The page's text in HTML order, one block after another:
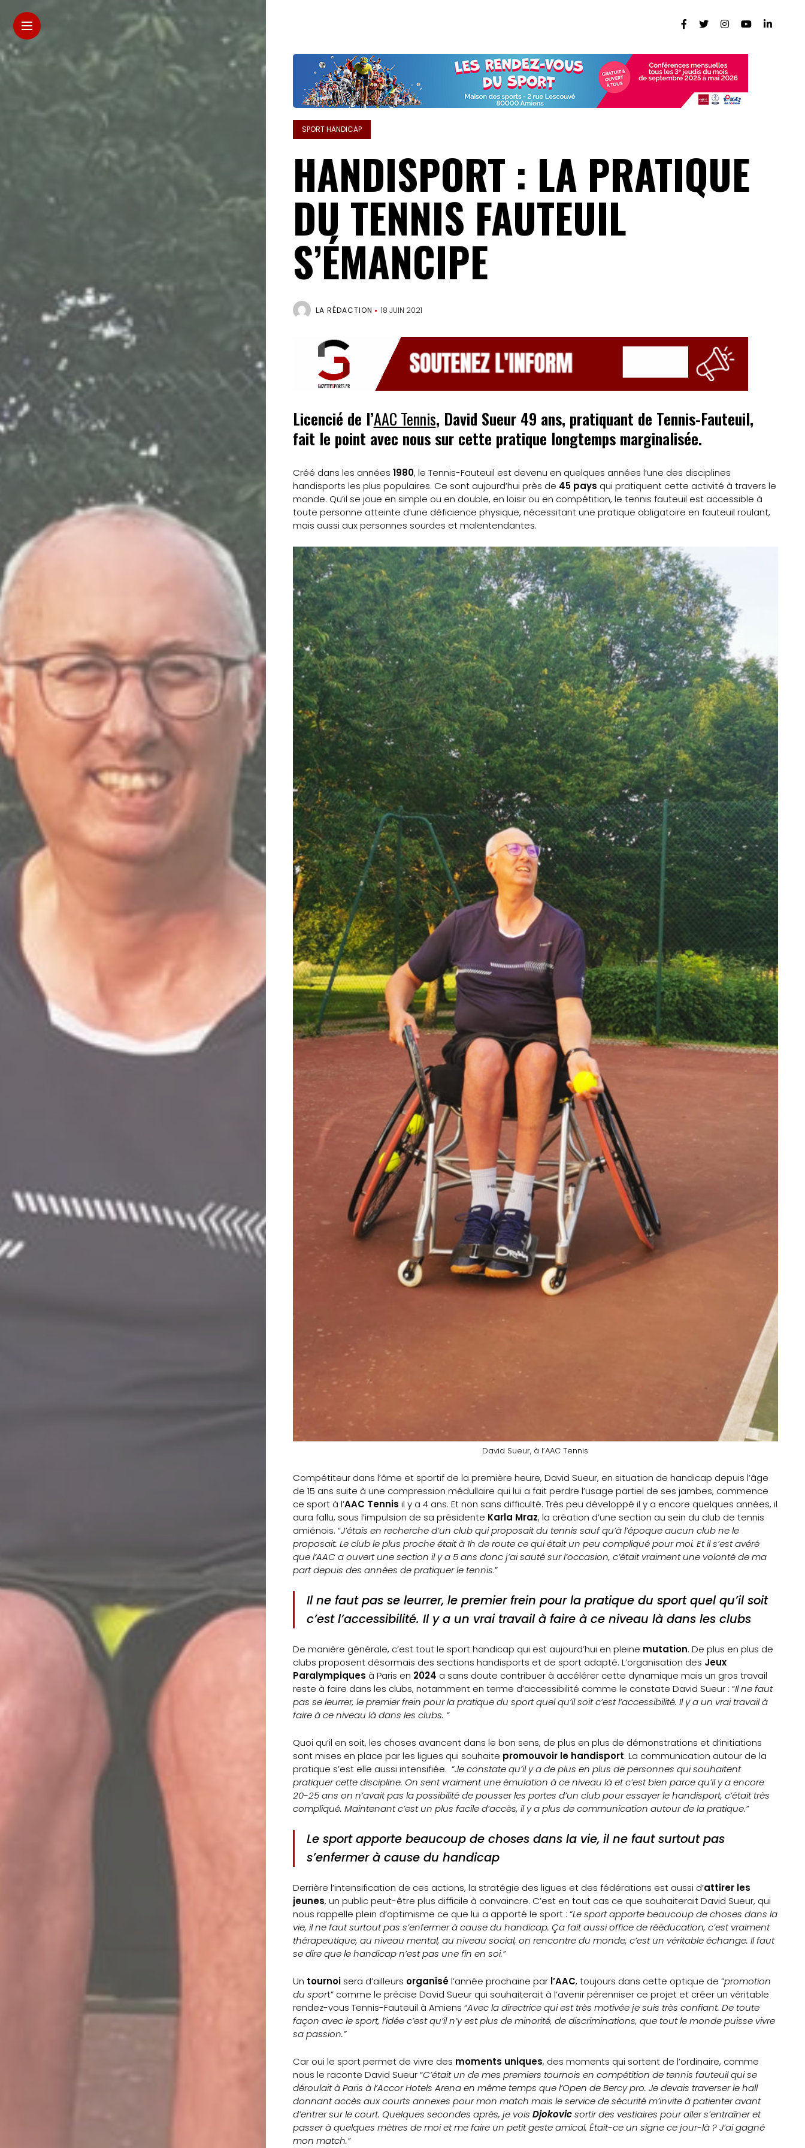
Accueil
Gazette
Actus
Gazette
Sports
Éducation
aux
médias
S’inscrire
la
newsletter
Nos
Partenaires
Mentions
légales
Contact
Search
SPORT HANDICAP
HANDISPORT : LA PRATIQUE
DU TENNIS FAUTEUIL
S’ÉMANCIPE
LA RÉDACTION 18 JUIN 2021
Licencié de l’AAC Tennis, David Sueur 49 ans, pratiquant de Tennis-Fauteuil,
fait le point avec nous sur cette pratique longtemps marginalisée.
Créé dans les années 1980, le Tennis-Fauteuil est devenu en quelques années l’une des disciplines
handisports les plus populaires. Ce sont aujourd’hui près de 45 pays qui pratiquent cette activité à travers le
monde. Qu’il se joue en simple ou en double, en loisir ou en compétition, le tennis fauteuil est accessible à
toute personne atteinte d’une déficience physique, nécessitant une pratique obligatoire en fauteuil roulant,
mais aussi aux personnes sourdes et malentendantes.
David Sueur, à l’AAC Tennis
Compétiteur dans l’âme et sportif de la première heure, David Sueur, en situation de handicap depuis l’âge
de 15 ans suite à une compression médullaire qui lui a fait perdre l’usage partiel de ses jambes, commence
ce sport à l’AAC Tennis il y a 4 ans. Et non sans difficulté. Très peu développé il y a encore quelques années, il
aura fallu, sous l’impulsion de sa présidente Karla Mraz, la création d’une section au sein du club de tennis
amiénois. “J’étais en recherche d’un club qui proposait du tennis sauf qu’à l’époque aucun club ne le
proposait. Le club le plus proche était à 1h de route ce qui était un peu compliqué pour moi. Et il s’est avéré
que l’AAC a ouvert une section il y a 5 ans donc j’ai sauté sur l’occasion, c’était vraiment une volonté de ma
part depuis des années de pratiquer le tennis.”
Il ne faut pas se leurrer, le premier frein pour la pratique du sport quel qu’il soit
c’est l’accessibilité. Il y a un vrai travail à faire à ce niveau là dans les clubs
De manière générale, c’est tout le sport handicap qui est aujourd’hui en pleine mutation. De plus en plus de
clubs proposent désormais des sections handisports et de sport adapté. L’organisation des Jeux
Paralympiques à Paris en 2024 a sans doute contribuer à accélérer cette dynamique mais un gros travail
reste à faire dans les clubs, notamment en terme d’accessibilité comme le constate David Sueur : “Il ne faut
pas se leurrer, le premier frein pour la pratique du sport quel qu’il soit c’est l’accessibilité. Il y a un vrai travail à
faire à ce niveau là dans les clubs. “
Quoi qu’il en soit, les choses avancent dans le bon sens, de plus en plus de démonstrations et d’initiations
sont mises en place par les ligues qui souhaite promouvoir le handisport. La communication autour de la
pratique s’est elle aussi intensifiée. “Je constate qu’il y a de plus en plus de personnes qui souhaitent
pratiquer cette discipline. On sent vraiment une émulation à ce niveau là et c’est bien parce qu’il y a encore
20-25 ans on n’avait pas la possibilité de pousser les portes d’un club pour essayer le handisport, c’était très
compliqué. Maintenant c’est un plus facile d’accès, il y a plus de communication autour de la pratique.”
Le sport apporte beaucoup de choses dans la vie, il ne faut surtout pas
s’enfermer à cause du handicap
Derrière l’intensification de ces actions, la stratégie des ligues et des fédérations est aussi d’attirer les
jeunes, un public peut-être plus difficile à convaincre. C’est en tout cas ce que souhaiterait David Sueur, qui
nous rappelle plein d’optimisme ce que lui a apporté le sport : “Le sport apporte beaucoup de choses dans la
vie, il ne faut surtout pas s’enfermer à cause du handicap. Ça fait aussi office de rééducation, c’est vraiment
thérapeutique, au niveau mental, au niveau social, on rencontre du monde, c’est un véritable échange. Il faut
se dire que le handicap n’est pas une fin en soi.”
Un tournoisera d’ailleurs organisél’année prochaine par l’AAC, toujours dans cette optique de “promotion
du sport” comme le précise David Sueur qui souhaiterait à l’avenir pérenniser ce projet et créer un véritable
rendez-vous Tennis-Fauteuil à Amiens “Avec la directrice qui est très motivée je suis très confiant. De toute
façon avec le sport, l’idée c’est qu’il n’y est plus de minorité, de discriminations, que tout le monde puisse vivre
sa passion.”
Car oui le sport permet de vivre des moments uniques, des moments qui sortent de l’ordinaire, comme
nous le raconte David Sueur “C’était un de mes premiers tournois en compétition de tennis fauteuil qui se
déroulait à Paris à l’Accor Hotels Arena en même temps que l’Open de Bercy pro. Je devais traverser le hall
donnant accès aux courts annexes pour mon match mais le service de sécurité m’invite à patienter avant
d’entrer sur le court. Quelques secondes après, je vois Djokovicsortir des vestiaires pour aller s’entraîner et
passer à quelques mètres de moi et me faire un petit geste amical. Était-ce un signe ce jour-là ? J’ai gagné
mon match.”